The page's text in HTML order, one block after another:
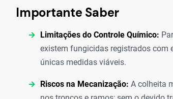
Importante Saber
Limitações do Controle Químico:
existem fungicidas registrados com
únicas medidas viáveis.
Riscos na Mecanização: A colheita